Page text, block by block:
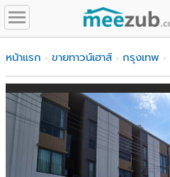
หน้าแรก ขายทาวน์เฮาส์ กรุงเทพ